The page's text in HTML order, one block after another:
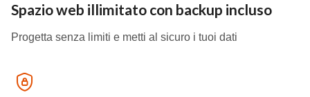
Spazio web illimitato con backup incluso
Progetta senza limiti e metti al sicuro i tuoi dati